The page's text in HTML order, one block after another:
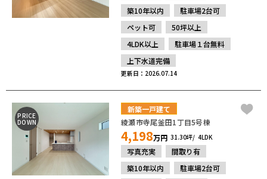
築10年以内
駐車場2台可
ペット可
50坪以上
4LDK以上
駐車場１台無料
上下水道完備
更新日：2026.07.14
PRICE
DOWN
新築一戸建て
綾瀬市寺尾釜田1丁目5号棟
4,198万円 31.30坪 4LDK
写真充実
間取り有
築10年以内
駐車場2台可